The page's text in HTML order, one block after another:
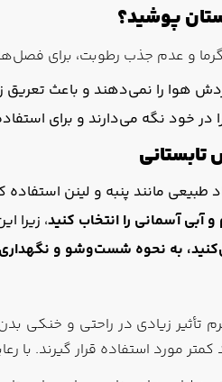
پوشید؟
گرما و عدم جذب رطوبت، برای
هوا را نمی‌دهند و باعث تعریق
در خود نگه می‌دارند و برای
طبیعی مانند پنبه و لینن استفاده
آسمانی را انتخاب کنید، زیرا
به نحوه شست‌وشو و
زیادی در راحتی و خنکی
کمتر مورد استفاده قرار گیرند.